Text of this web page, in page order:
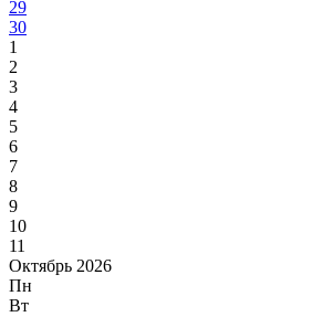
29
30
1
2
3
4
5
6
7
8
9
10
11
Октябрь 2026
Пн
Вт